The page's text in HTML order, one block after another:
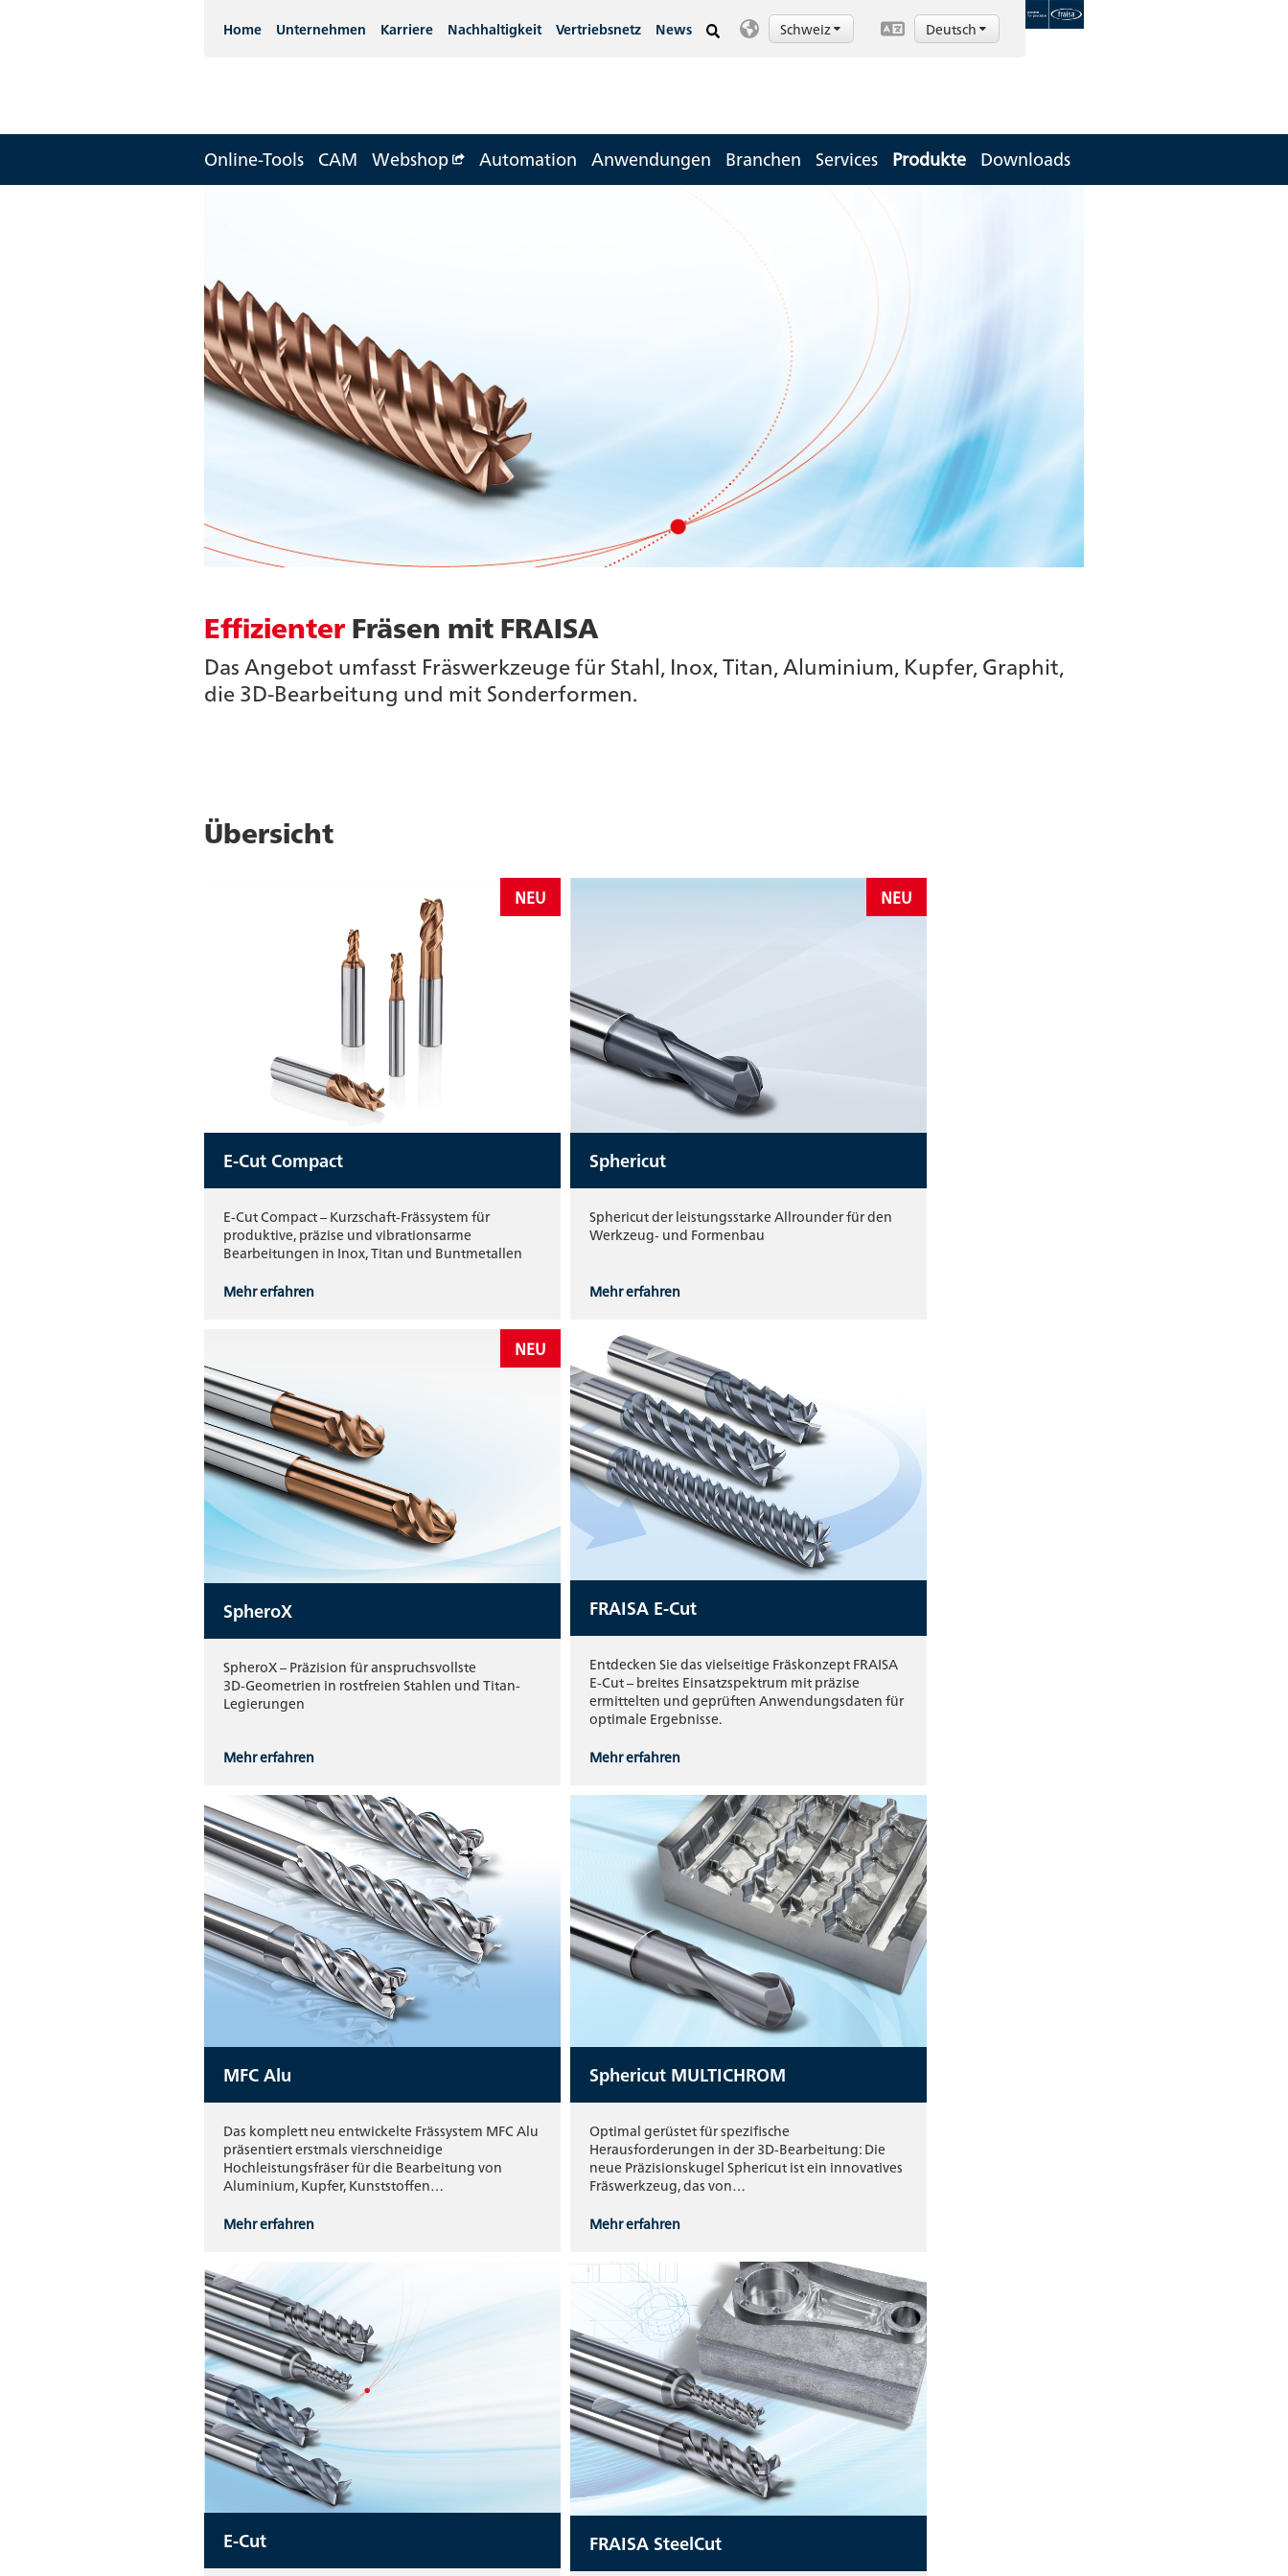
Home Unternehmen Karriere Nachhaltigkeit Vertriebsnetz News Schweiz Deutsch
Online-Tools CAM Webshop Automation Anwendungen Branchen Services Produkte Downloads
Effizienter Fräsen mit FRAISA
Das Angebot umfasst Fräswerkzeuge für Stahl, Inox, Titan, Aluminium, Kupfer, Graphit,
die 3D-Bearbeitung und mit Sonderformen.
Übersicht
NEU
E-Cut Compact
E-Cut Compact – Kurzschaft-Frässystem für
produktive, präzise und vibrationsarme
Bearbeitungen in Inox, Titan und Buntmetallen
Mehr erfahren
NEU
Sphericut
Sphericut der leistungsstarke Allrounder für den
Werkzeug‑ und Formenbau
Mehr erfahren
NEU
SpheroX
SpheroX – Präzision für anspruchsvollste
3D‑Geometrien in rostfreien Stahlen und Titan-
Legierungen
Mehr erfahren
FRAISA E-Cut
Entdecken Sie das vielseitige Fräskonzept FRAISA
E-Cut – breites Einsatzspektrum mit präzise
ermittelten und geprüften Anwendungsdaten für
optimale Ergebnisse.
Mehr erfahren
MFC Alu
Das komplett neu entwickelte Frässystem MFC Alu
präsentiert erstmals vierschneidige
Hochleistungsfräser für die Bearbeitung von
Aluminium, Kupfer, Kunststoffen…
Mehr erfahren
Sphericut MULTICHROM
Optimal gerüstet für spezifische
Herausforderungen in der 3D-Bearbeitung: Die
neue Präzisionskugel Sphericut ist ein innovatives
Fräswerkzeug, das von…
Mehr erfahren
E-Cut FRAISA SteelCut